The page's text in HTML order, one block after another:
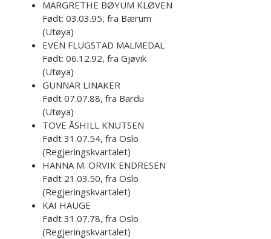
MARGRETHE BØYUM KLØVEN
Født: 03.03.95, fra Bærum
(Utøya)
EVEN FLUGSTAD MALMEDAL
Født: 06.12.92, fra Gjøvik
(Utøya)
GUNNAR LINAKER
Født 07.07.88, fra Bardu
(Utøya)
TOVE ÅSHILL KNUTSEN
Født 31.07.54, fra Oslo
(Regjeringskvartalet)
HANNA M. ORVIK ENDRESEN
Født 21.03.50, fra Oslo
(Regjeringskvartalet)
KAI HAUGE
Født 31.07.78, fra Oslo
(Regjeringskvartalet)